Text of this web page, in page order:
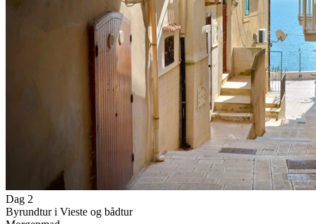
Dag 2
Byrundtur i Vieste og bådtur